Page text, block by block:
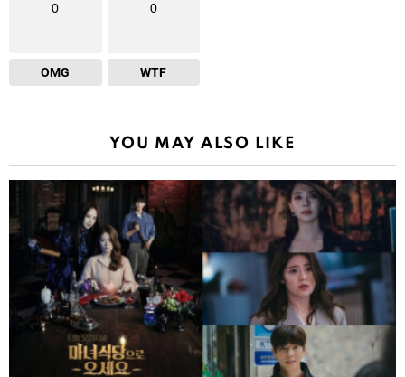
0
OMG
0
WTF
YOU MAY ALSO LIKE